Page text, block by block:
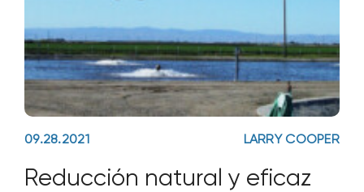
09.28.2021 LARRY COOPER
Reducción natural y eficaz